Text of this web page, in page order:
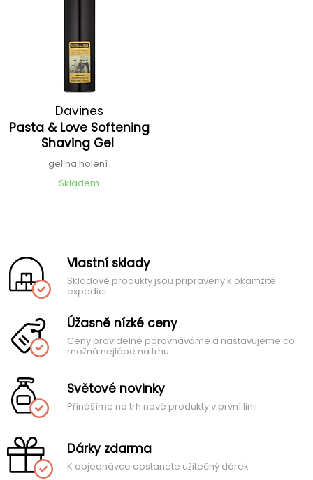
Davines
Pasta & Love Softening
Shaving Gel
gel na holení
Skladem
Vlastní sklady
Skladové produkty jsou připraveny k okamžité
expedici
Úžasně nízké ceny
Ceny pravidelně porovnáváme a nastavujeme co
možná nejlépe na trhu
Světové novinky
Přinášíme na trh nové produkty v první linii
Dárky zdarma
K objednávce dostanete užitečný dárek